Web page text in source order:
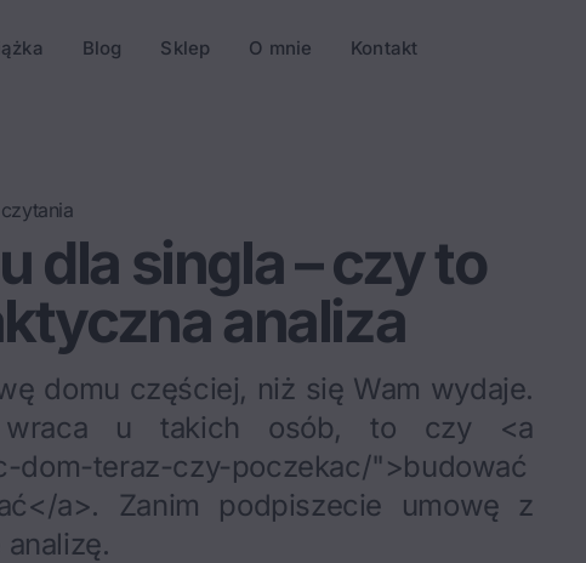
Blog Sklep O mnie Kontakt
dla singla – czy to
analiza
domu częściej, niż się Wam wydaje.
wraca u takich osób, to czy <a
dom-teraz-czy-poczekac/">budować
a>. Zanim podpiszecie umowę z